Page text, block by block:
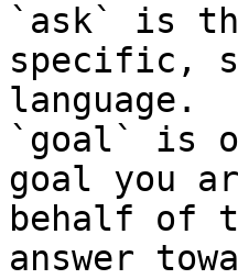
`ask` is
specific,
language.
`goal` is
goal you
behalf of
answer